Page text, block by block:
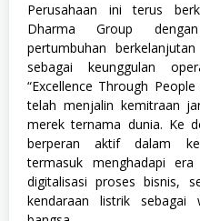
Perusahaan ini terus
Dharma Group
pertumbuhan
sebagai keunggulan
“Excellence Through
telah menjalin kemitraan
merek ternama dunia. Ke
berperan aktif dalam
termasuk menghadapi
digitalisasi proses bisnis,
kendaraan listrik